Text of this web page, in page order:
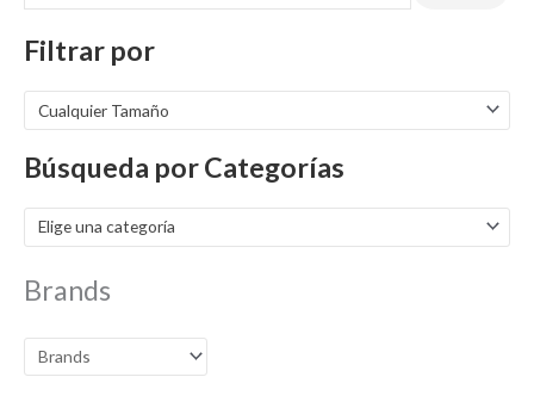
Filtrar por
Cualquier Tamaño
Búsqueda por Categorías
Elige una categoría
Brands